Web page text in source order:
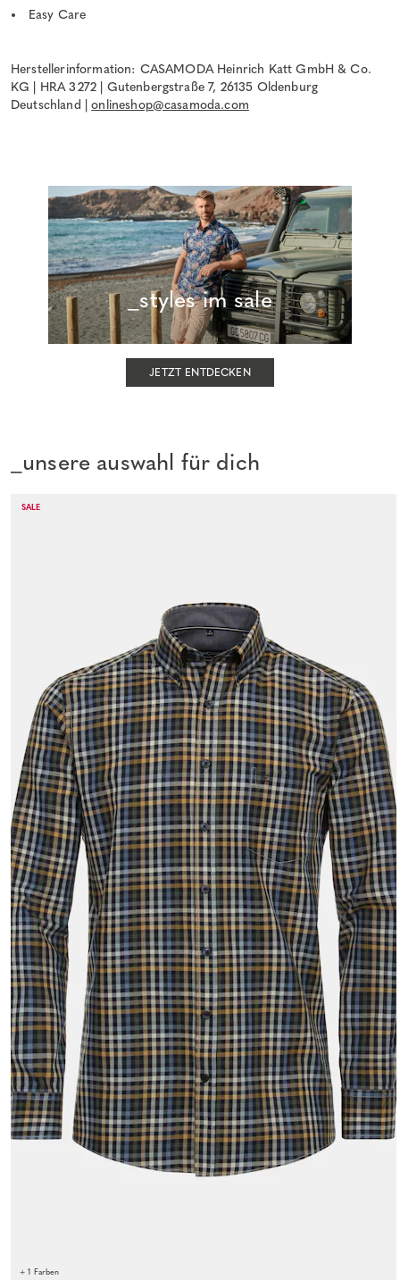
Easy Care
Herstellerinformation: CASAMODA Heinrich Katt GmbH & Co.
KG | HRA 3272 | Gutenbergstraße 7, 26135 Oldenburg
Deutschland |onlineshop@casamoda.com
_styles im sale
JETZT ENTDECKEN
_unsere auswahl für dich
SALE
+ 1 Farben